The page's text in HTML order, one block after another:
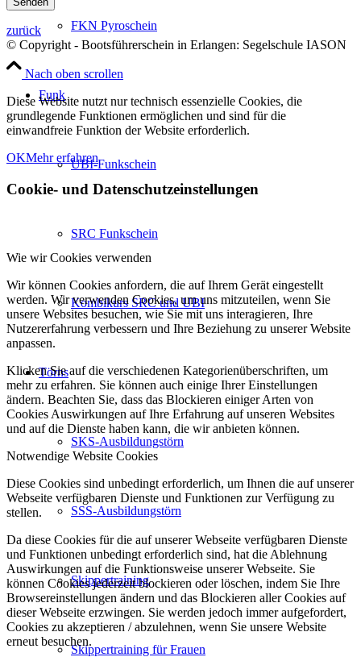
FKN Pyroschein
Funk
UBI-Funkschein
SRC Funkschein
Kombikurs SRC und UBI
Törns
SKS-Ausbildungstörn
SSS-Ausbildungstörn
Skippertraining
Skippertraining für Frauen
zurück
© Copyright - Bootsführerschein in Erlangen: Segelschule IASON
Nach oben scrollen
Diese Website nutzt nur technisch essenzielle Cookies, die
grundlegende Funktionen ermöglichen und sind für die
einwandfreie Funktion der Website erforderlich.
OKMehr erfahren
Cookie- und Datenschutzeinstellungen
Wie wir Cookies verwenden
Wir können Cookies anfordern, die auf Ihrem Gerät eingestellt
werden. Wir verwenden Cookies, um uns mitzuteilen, wenn Sie
unsere Websites besuchen, wie Sie mit uns interagieren, Ihre
Nutzererfahrung verbessern und Ihre Beziehung zu unserer Website
anpassen.
Klicken Sie auf die verschiedenen Kategorienüberschriften, um
mehr zu erfahren. Sie können auch einige Ihrer Einstellungen
ändern. Beachten Sie, dass das Blockieren einiger Arten von
Cookies Auswirkungen auf Ihre Erfahrung auf unseren Websites
und auf die Dienste haben kann, die wir anbieten können.
Notwendige Website Cookies
Diese Cookies sind unbedingt erforderlich, um Ihnen die auf unserer
Webseite verfügbaren Dienste und Funktionen zur Verfügung zu
stellen.
Da diese Cookies für die auf unserer Webseite verfügbaren Dienste
und Funktionen unbedingt erforderlich sind, hat die Ablehnung
Auswirkungen auf die Funktionsweise unserer Webseite. Sie
können Cookies jederzeit blockieren oder löschen, indem Sie Ihre
Browsereinstellungen ändern und das Blockieren aller Cookies auf
dieser Webseite erzwingen. Sie werden jedoch immer aufgefordert,
Cookies zu akzeptieren / abzulehnen, wenn Sie unsere Website
erneut besuchen.